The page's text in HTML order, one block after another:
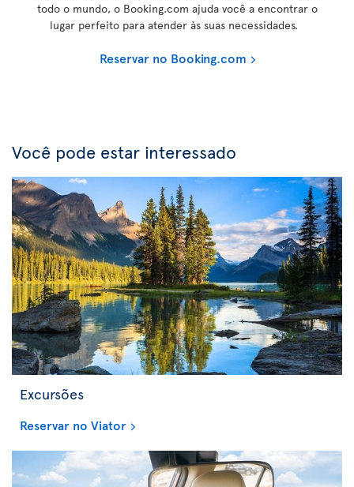
todo o mundo, o Booking.com ajuda você a encontrar o
lugar perfeito para atender às suas necessidades.
Reservar no Booking.com
Você pode estar interessado
Excursões
Reservar no Viator